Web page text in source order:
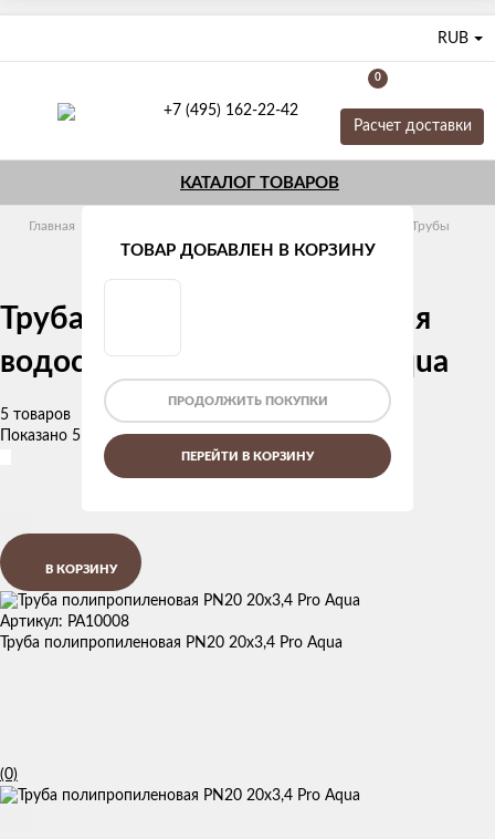
RUB
+7 (495) 162-22-42
0
Расчет доставки
КАТАЛОГ ТОВАРОВ
Главная
Трубы
Pro Aqua
Труба полипропиленовая для
водоснабжения PN20 Pro Aqua
5 товаров
Показано 5 из 5
В КОРЗИНУ
Артикул: PA10008
Труба полипропиленовая PN20 20х3,4 Pro Aqua
(0)
ТОВАР ДОБАВЛЕН В КОРЗИНУ
ПРОДОЛЖИТЬ ПОКУПКИ
ПЕРЕЙТИ В КОРЗИНУ